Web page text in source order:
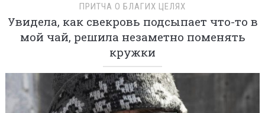
ПРИТЧА О БЛАГИХ ЦЕЛЯХ
Увидела, как свекровь подсыпает что-то в
мой чай, решила незаметно поменять
кружки